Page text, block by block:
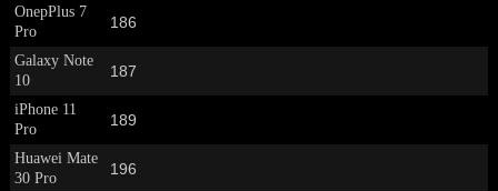
OnepPlus 7
Pro
186
Galaxy Note
10
187
iPhone 11
Pro
189
Huawei Mate
30 Pro
196